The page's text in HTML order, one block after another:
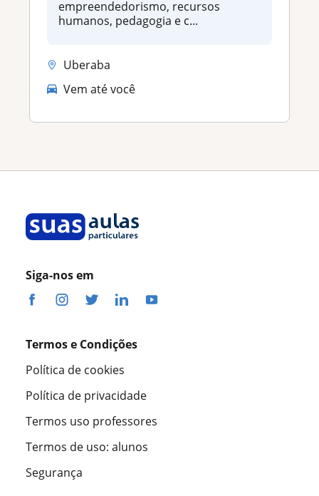
empreendedorismo, recursos
humanos, pedagogia e c...
Uberaba
Vem até você
Siga-nos em
Termos e Condições
Política de cookies
Política de privacidade
Termos uso professores
Termos de uso: alunos
Segurança